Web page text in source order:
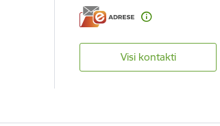
Visi kontakti